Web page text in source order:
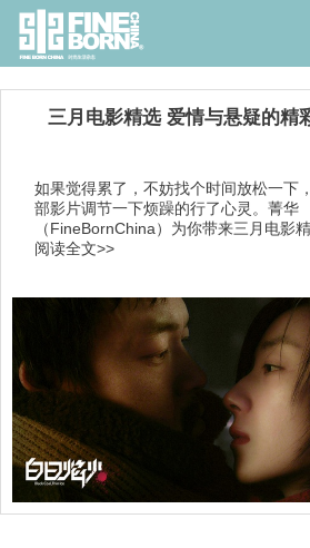
三月电影精选 爱情与悬疑的精
如果觉得累了，不妨找个时间放松一下
部影片调节一下烦躁的行了心灵。菁华
（FineBornChina）为你带来三月电影精
阅读全文>>